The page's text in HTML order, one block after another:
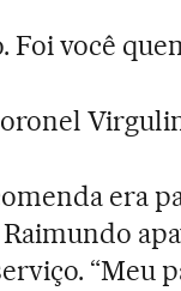
Foi você
era
“Meu